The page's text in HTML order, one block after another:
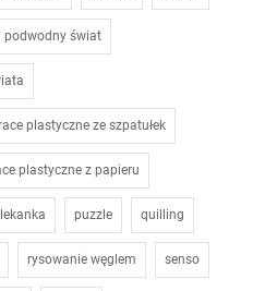
podwodny świat
plastyczne ze szpatułek
plastyczne z papieru
puzzle quilling
rysowanie węglem senso